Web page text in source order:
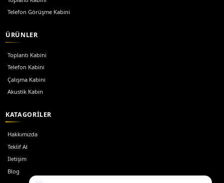
Toplantı ve çalışma alanlarını birleştiren geniş hibrit
Ofis Toplantı Kabini
Modern ofislerde toplantı ve çalışma alanlarını